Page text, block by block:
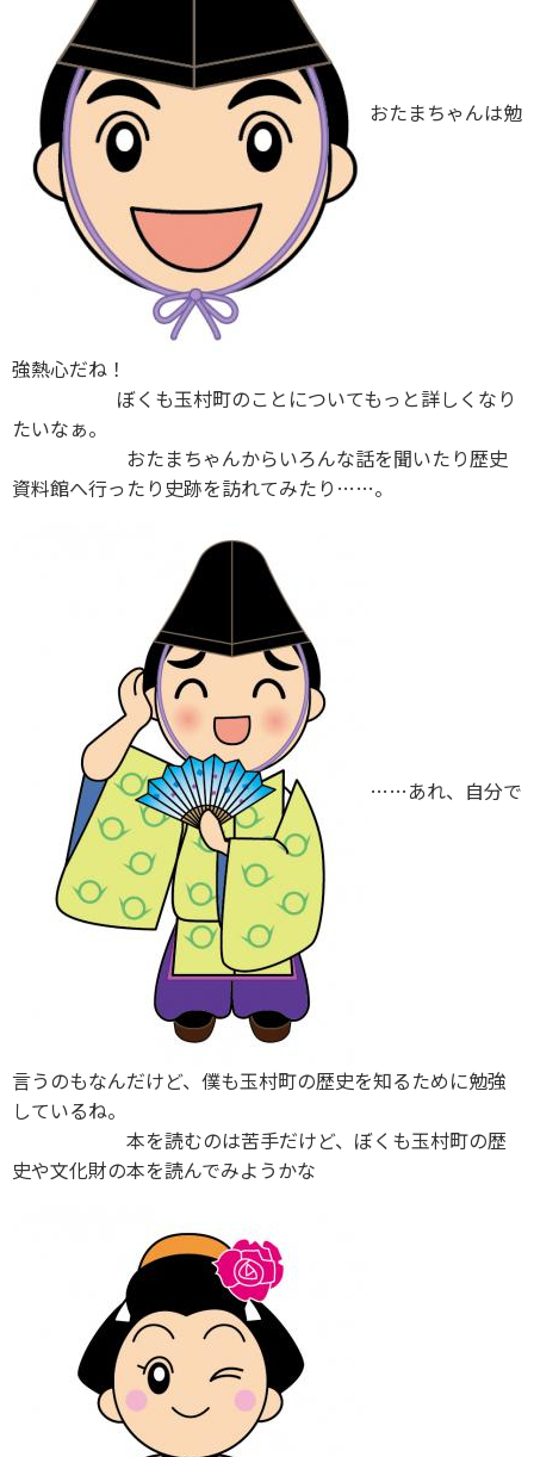
おたまちゃんは勉
強熱心だね！
ぼくも玉村町のことについてもっと詳しくなり
たいなぁ。
おたまちゃんからいろんな話を聞いたり歴史
資料館へ行ったり史跡を訪れてみたり……。
……あれ、自分で
言うのもなんだけど、僕も玉村町の歴史を知るために勉強
しているね。
本を読むのは苦手だけど、ぼくも玉村町の歴
史や文化財の本を読んでみようかな